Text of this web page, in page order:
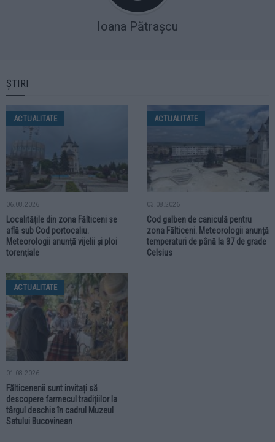
Ioana Pătrașcu
ȘTIRI
ACTUALITATE
06.08.2026
Localitățile din zona Fălticeni se
află sub Cod portocaliu.
Meteorologii anunță vijelii și ploi
torențiale
ACTUALITATE
03.08.2026
Cod galben de caniculă pentru
zona Fălticeni. Meteorologii anunță
temperaturi de până la 37 de grade
Celsius
ACTUALITATE
01.08.2026
Fălticenenii sunt invitați să
descopere farmecul tradițiilor la
târgul deschis în cadrul Muzeul
Satului Bucovinean